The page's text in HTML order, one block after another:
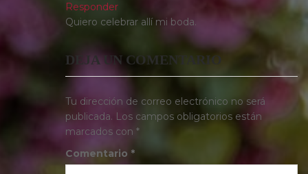
Responder
Quiero celebrar allí mi boda.
DEJA UN COMENTARIO
Tu dirección de correo electrónico no será
publicada. Los campos obligatorios están
marcados con *
Comentario *